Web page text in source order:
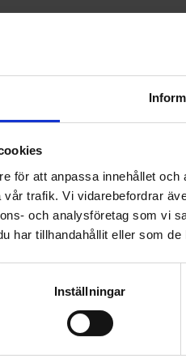
för att anpassa innehållet
trafik. Vi vidarebefordrar
och analysföretag som vi
har tillhandahållit eller som
Inställningar
tagna ur rullen i tur och
med roller eller